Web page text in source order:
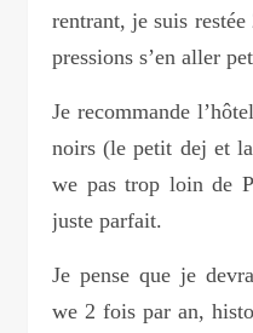
rentrant, je suis
pressions s’en aller
Je recommande
noirs (le petit dej et
we pas trop loin de
juste parfait.
Je pense que je
we 2 fois par an,